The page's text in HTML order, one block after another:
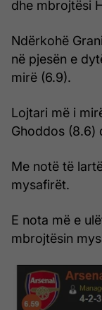
dhe mbrojtësi
Ndërkohë
në pjesën e
mirë (6.9).
Lojtari më i
Ghoddos (8.6)
Me notë të
mysafirët.
E nota më e
mbrojtësin